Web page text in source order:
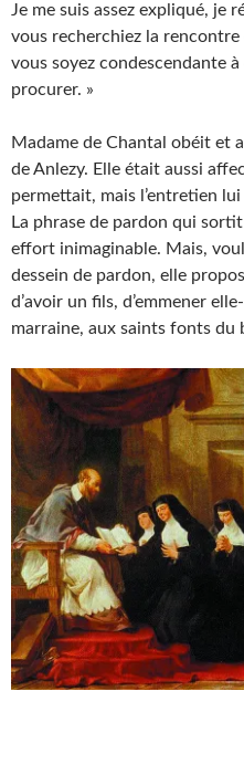
Je me suis assez expliqué, je
vous recherchiez la
vous soyez condescendante
procurer. »
Madame de Chantal obéit et
de Anlezy. Elle était aussi
permettait, mais l’entretien
La phrase de pardon qui
effort inimaginable. Mais,
dessein de pardon, elle
d’avoir un fils, d’emmener
marraine, aux saints fonts du